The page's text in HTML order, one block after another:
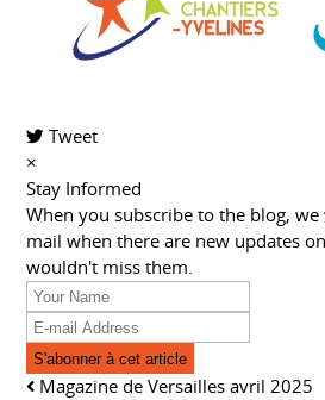
Tweet
pinterest
×
Stay Informed
When you subscribe to the blog,
mail when there are new updates
wouldn't miss them.
Your
Name
E-
mail
Address
S'abonner à cet article
Magazine de Versailles avril 2025